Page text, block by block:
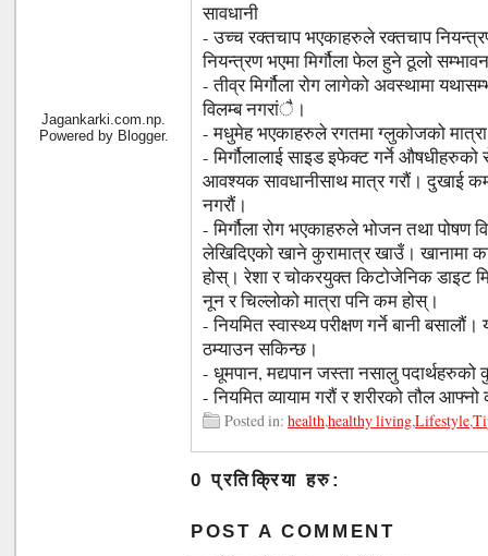
Jagankarki.com.np.
Powered by Blogger.
सावधानी
- उच्च रक्तचाप भएकाहरुले रक्तचाप
नियन्त्रण भएमा मिर्गौला फेल हुने ठूलो
- तीव्र मिर्गौला रोग लागेको अवस्थामा
विलम्ब नगरांै।
- मधुमेह भएकाहरुले रगतमा ग्लुकोजको
- मिर्गौलालाई साइड इफेक्ट गर्ने औषधीहरुको
आवश्यक सावधानीसाथ मात्र गरौं। दुखाई
नगरौं।
- मिर्गौला रोग भएकाहरुले भोजन तथा पोषण
लेखिदिएको खाने कुरामात्र खाउँ। खानामा
होस्। रेशा र चोकरयुक्त किटोजेनिक डाइट
नून र चिल्लोको मात्रा पनि कम होस्।
- नियमित स्वास्थ्य परीक्षण गर्ने बानी
ठम्याउन सकिन्छ।
- धूमपान, मद्यपान जस्ता नसालु
- नियमित व्यायाम गरौं र शरीरको तौल
Posted in: health,healthy living,Lifestyle,
0 प्रतिक्रिया हरु:
POST A COMMENT